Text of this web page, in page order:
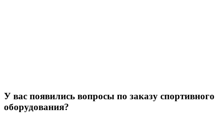
У вас появились вопросы по заказу спортивного
оборудования?